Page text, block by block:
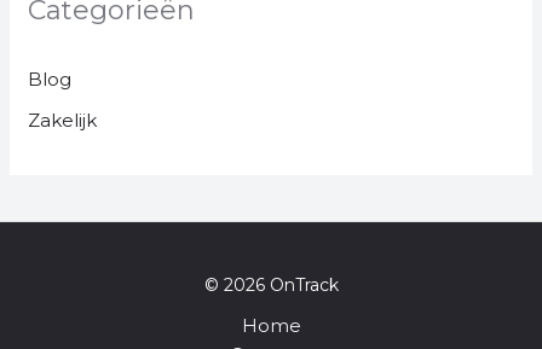
Categorieën
Blog
Zakelijk
© 2026 OnTrack
Home